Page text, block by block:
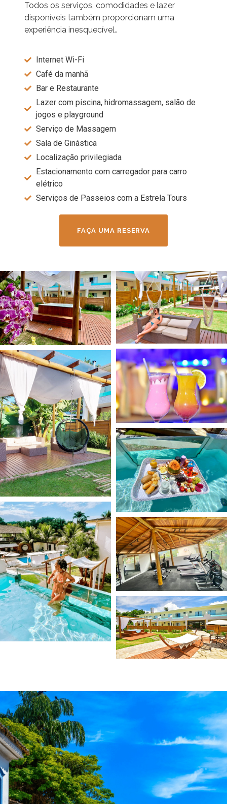
Todos os serviços, comodidades e lazer
disponíveis também proporcionam uma
experiência inesquecível..
Internet Wi-Fi
Café da manhã
Bar e Restaurante
Lazer com piscina, hidromassagem, salão de
jogos e playground
Serviço de Massagem
Sala de Ginástica
Localização privilegiada
Estacionamento com carregador para carro
elétrico
Serviços de Passeios com a Estrela Tours
FAÇA UMA RESERVA